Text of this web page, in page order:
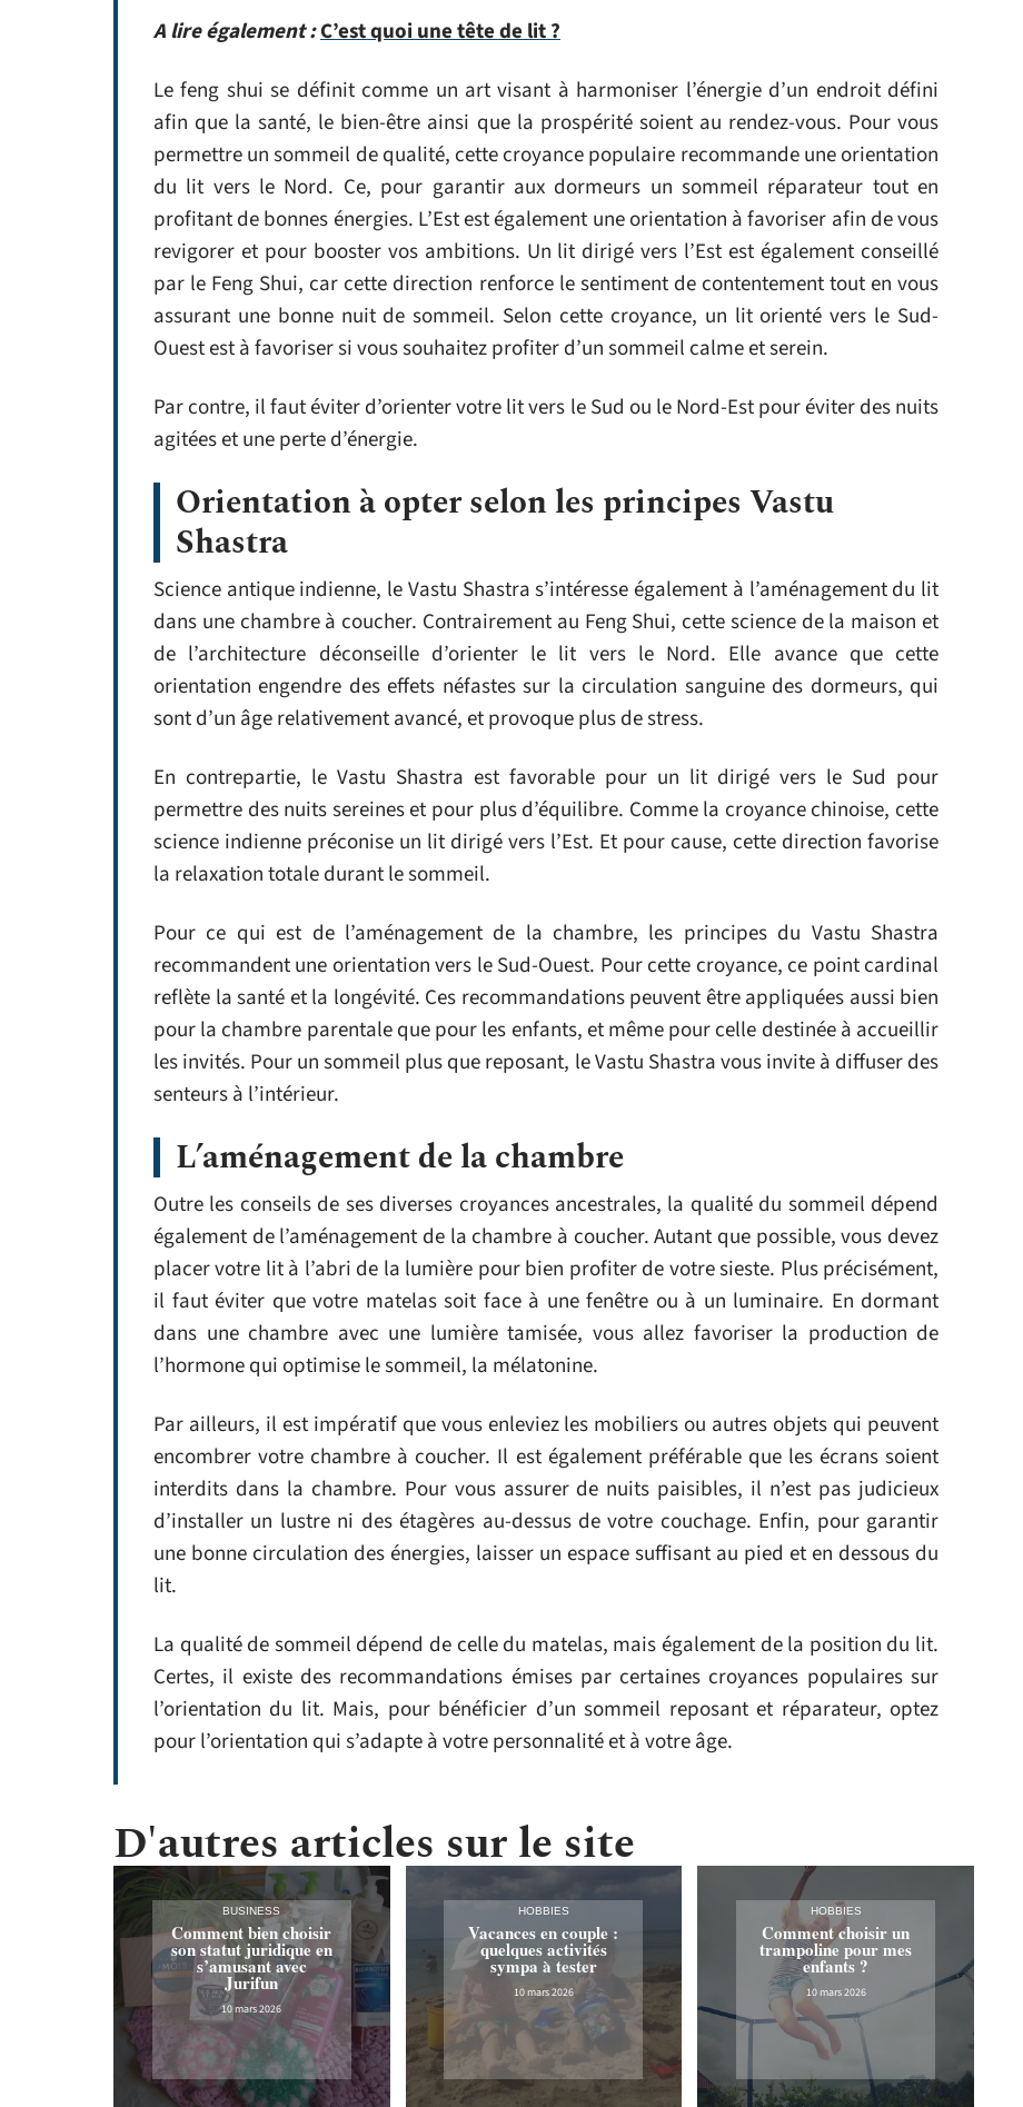
A lire également :C’est quoi une tête de lit ?
Le feng shui se définit comme un art visant à harmoniser l’énergie d’un endroit défini
afin que la santé, le bien-être ainsi que la prospérité soient au rendez-vous. Pour vous
permettre un sommeil de qualité, cette croyance populaire recommande une orientation
du lit vers le Nord. Ce, pour garantir aux dormeurs un sommeil réparateur tout en
profitant de bonnes énergies. L’Est est également une orientation à favoriser afin de vous
revigorer et pour booster vos ambitions. Un lit dirigé vers l’Est est également conseillé
par le Feng Shui, car cette direction renforce le sentiment de contentement tout en vous
assurant une bonne nuit de sommeil. Selon cette croyance, un lit orienté vers le Sud-
Ouest est à favoriser si vous souhaitez profiter d’un sommeil calme et serein.
Par contre, il faut éviter d’orienter votre lit vers le Sud ou le Nord-Est pour éviter des nuits
agitées et une perte d’énergie.
Orientation à opter selon les principes Vastu
Shastra
Science antique indienne, le Vastu Shastra s’intéresse également à l’aménagement du lit
dans une chambre à coucher. Contrairement au Feng Shui, cette science de la maison et
de l’architecture déconseille d’orienter le lit vers le Nord. Elle avance que cette
orientation engendre des effets néfastes sur la circulation sanguine des dormeurs, qui
sont d’un âge relativement avancé, et provoque plus de stress.
En contrepartie, le Vastu Shastra est favorable pour un lit dirigé vers le Sud pour
permettre des nuits sereines et pour plus d’équilibre. Comme la croyance chinoise, cette
science indienne préconise un lit dirigé vers l’Est. Et pour cause, cette direction favorise
la relaxation totale durant le sommeil.
Pour ce qui est de l’aménagement de la chambre, les principes du Vastu Shastra
recommandent une orientation vers le Sud-Ouest. Pour cette croyance, ce point cardinal
reflète la santé et la longévité. Ces recommandations peuvent être appliquées aussi bien
pour la chambre parentale que pour les enfants, et même pour celle destinée à accueillir
les invités. Pour un sommeil plus que reposant, le Vastu Shastra vous invite à diffuser des
senteurs à l’intérieur.
L’aménagement de la chambre
Outre les conseils de ses diverses croyances ancestrales, la qualité du sommeil dépend
également de l’aménagement de la chambre à coucher. Autant que possible, vous devez
placer votre lit à l’abri de la lumière pour bien profiter de votre sieste. Plus précisément,
il faut éviter que votre matelas soit face à une fenêtre ou à un luminaire. En dormant
dans une chambre avec une lumière tamisée, vous allez favoriser la production de
l’hormone qui optimise le sommeil, la mélatonine.
Par ailleurs, il est impératif que vous enleviez les mobiliers ou autres objets qui peuvent
encombrer votre chambre à coucher. Il est également préférable que les écrans soient
interdits dans la chambre. Pour vous assurer de nuits paisibles, il n’est pas judicieux
d’installer un lustre ni des étagères au-dessus de votre couchage. Enfin, pour garantir
une bonne circulation des énergies, laisser un espace suffisant au pied et en dessous du
lit.
La qualité de sommeil dépend de celle du matelas, mais également de la position du lit.
Certes, il existe des recommandations émises par certaines croyances populaires sur
l’orientation du lit. Mais, pour bénéficier d’un sommeil reposant et réparateur, optez
pour l’orientation qui s’adapte à votre personnalité et à votre âge.
D'autres articles sur le site
BUSINESS
Comment bien choisir
son statut juridique en
s’amusant avec
Jurifun
10 mars 2026
HOBBIES
Vacances en couple :
quelques activités
sympa à tester
10 mars 2026
HOBBIES
Comment choisir un
trampoline pour mes
enfants ?
10 mars 2026